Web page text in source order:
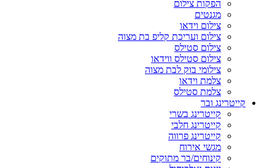
הפקות צילום
מגנטים
צילום וידאו
צילום ועריכת קליפ בת מצוה
צילום סטילס
צילום סטילס ווידאו
צילומי בוק לבת מצוה
צלמת וידאו
צלמת סטילס
קייטרינג ובר
קייטרינג בשרי
קייטרינג חלבי
קייטרינג פרווה
מגשי אירוח
קינוחים/בר מתוקים